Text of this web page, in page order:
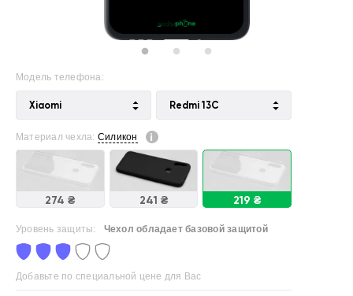
Модель телефона:
Xiaomi Redmi 13C
Материал чехла: Силикон
274 ₴ 241 ₴ 219 ₴
Уровень защиты: Чехол обладает базовой защитой
Добавьте по специальной цене для Вас